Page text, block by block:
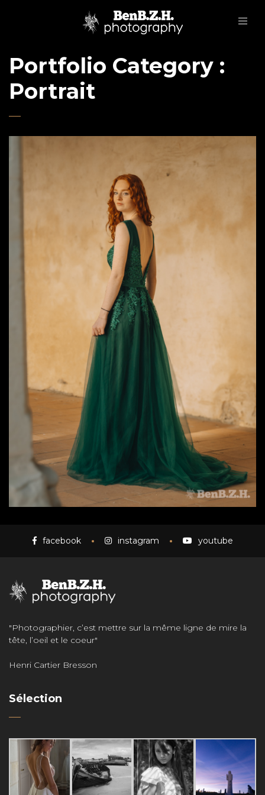
Portfolio Category :
Portrait
facebook instagram youtube
"Photographier, c’est mettre sur la même ligne de mire la
tête, l’oeil et le coeur"
Henri Cartier Bresson
Sélection